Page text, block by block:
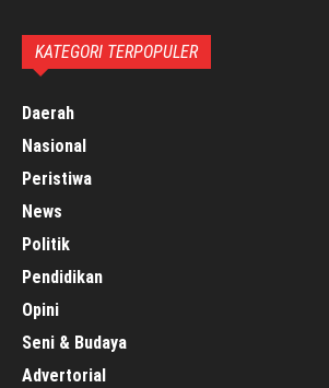
KATEGORI TERPOPULER
Daerah
Nasional
Peristiwa
News
Politik
Pendidikan
Opini
Seni & Budaya
Advertorial